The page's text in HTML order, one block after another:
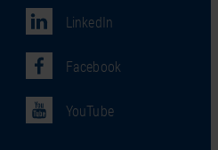
LinkedIn
Facebook
YouTube